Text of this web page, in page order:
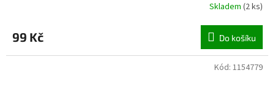
Skladem (2 ks)
99 Kč Do košíku
Kód: 1154779